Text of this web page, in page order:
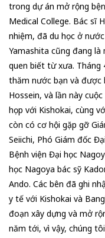
trong dự án mở rộng
Medical College. Bác sĩ
nhiệm, đã du học ở
Yamashita cũng đang
quen biết từ xưa. Tháng
thăm nước bạn và được
Hossein, và lần này
họp với Kishokai, cùng
còn có cơ hội gặp gỡ
Seiichi, Phó Giám đốc
Bệnh viện Đại học
học Nagoya bác sỹ
Ando. Các bên đã ghi
y tế với Kishokai và
đoạn xây dựng và mở
năm tới, vì vậy, chúng